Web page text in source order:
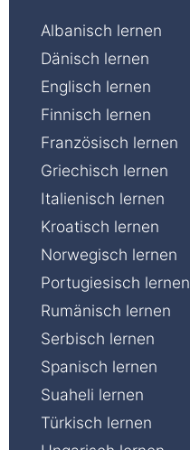
Albanisch lernen
Dänisch lernen
Englisch lernen
Finnisch lernen
Französisch lernen
Griechisch lernen
Italienisch lernen
Kroatisch lernen
Norwegisch lernen
Portugiesisch lernen
Rumänisch lernen
Serbisch lernen
Spanisch lernen
Suaheli lernen
Türkisch lernen